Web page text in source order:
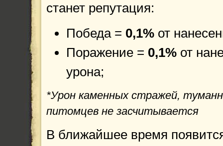
станет репутация:
Победа = 0,1% от
Поражение = 0,1% от
урона;
*Урон каменных стражей,
питомцев не засчитывается
В ближайшее время